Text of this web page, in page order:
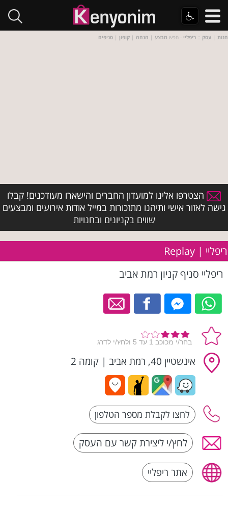
חנות | עסק :: ריפליי - חפש מבצע | הנחה | קופון | סניפים
הצטרפו אלינו למועדון החברים והישארו מעודכנים! קבלו
גישה לאזור אישי ותיהנו מתזכורות במייל אודות אירועים ומבצעים
שווים בקניונים ובחנויות
ריפליי | Replay
ריפליי סניף קניון רמת אביב
אינשטיין 40, רמת אביב | קומה 2
לחץ/י ליצירת קשר עם העסק
אתר ריפליי